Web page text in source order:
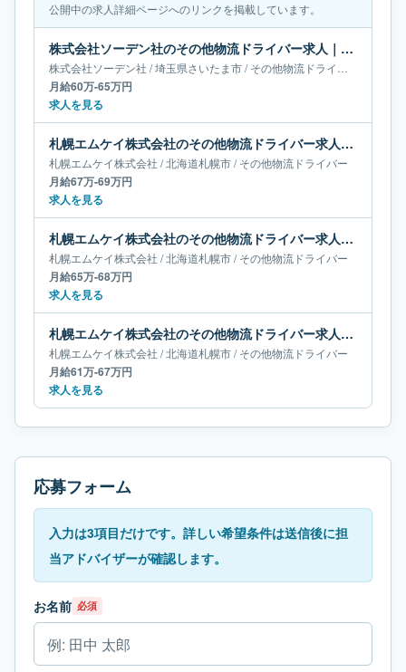
公開中の求人詳細ページへのリンクを掲載しています。
株式会社ソーデン社のその他物流ドライバー求人｜埼玉県さいたま市｜月給60万-65万円
株式会社ソーデン社 /埼玉県さいたま市/その他物流ドライバー
月給60万-65万円
求人を見る
札幌エムケイ株式会社のその他物流ドライバー求人｜北海道札幌市｜月給67万-69万円
札幌エムケイ株式会社 /北海道札幌市/その他物流ドライバー
月給67万-69万円
求人を見る
札幌エムケイ株式会社のその他物流ドライバー求人｜北海道札幌市｜月給65万-68万円
札幌エムケイ株式会社 /北海道札幌市/その他物流ドライバー
月給65万-68万円
求人を見る
札幌エムケイ株式会社のその他物流ドライバー求人｜北海道札幌市｜月給61万-67万円
札幌エムケイ株式会社 /北海道札幌市/その他物流ドライバー
月給61万-67万円
求人を見る
応募フォーム
入力は3項目だけです。詳しい希望条件は送信後に担
当アドバイザーが確認します。
お名前 必須